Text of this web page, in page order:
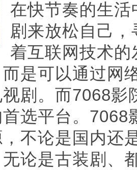
在快节奏的生
剧来放松自己
着互联网技术
是可以通过网
剧。而7068影
选平台。
不论是国内还
论是古装剧、